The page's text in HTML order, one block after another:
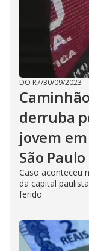
DO R7/30/09/2023
derruba
jovem
São Paulo
Caso aconteceu
da capital
ferido